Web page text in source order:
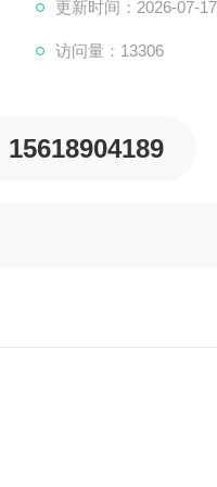
更新时间：2026-07-17
访问量：13306
15618904189